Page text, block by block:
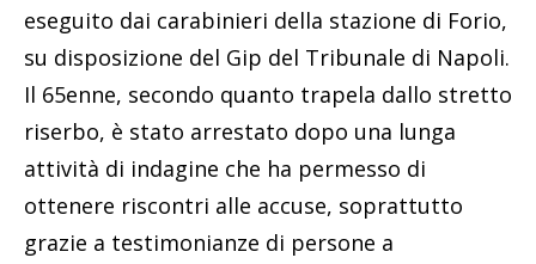
eseguito dai carabinieri della stazione di Forio,
su disposizione del Gip del Tribunale di Napoli.
Il 65enne, secondo quanto trapela dallo stretto
riserbo, è stato arrestato dopo una lunga
attività di indagine che ha permesso di
ottenere riscontri alle accuse, soprattutto
grazie a testimonianze di persone a